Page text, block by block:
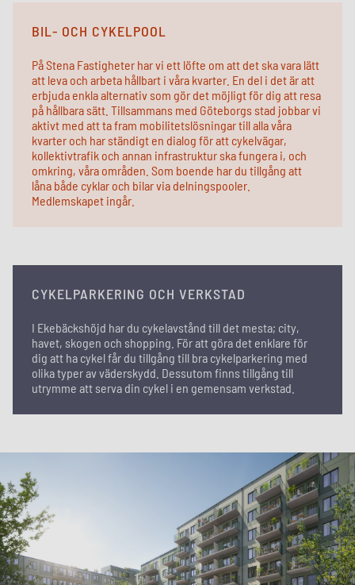
BIL- OCH CYKELPOOL
På Stena Fastigheter har vi ett löfte om att det ska vara lätt
att leva och arbeta hållbart i våra kvarter. En del i det är att
erbjuda enkla alternativ som gör det möjligt för dig att resa
på hållbara sätt. Tillsammans med Göteborgs stad jobbar vi
aktivt med att ta fram mobilitetslösningar till alla våra
kvarter och har ständigt en dialog för att cykelvägar,
kollektivtrafik och annan infrastruktur ska fungera i, och
omkring, våra områden. Som boende har du tillgång att
låna både cyklar och bilar via delningspooler.
Medlemskapet ingår.
CYKELPARKERING OCH VERKSTAD
I Ekebäckshöjd har du cykelavstånd till det mesta; city,
havet, skogen och shopping. För att göra det enklare för
dig att ha cykel får du tillgång till bra cykelparkering med
olika typer av väderskydd. Dessutom finns tillgång till
utrymme att serva din cykel i en gemensam verkstad.